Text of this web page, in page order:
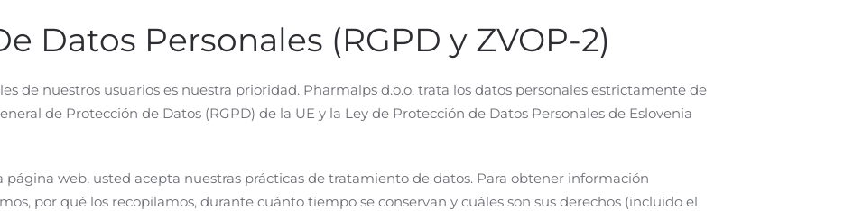
Datos Personales (RGPD y ZVOP-2)
de nuestros usuarios es nuestra prioridad. Pharmalps d.o.o. trata los datos personales estrictamente de
de Protección de Datos (RGPD) de la UE y la Ley de Protección de Datos Personales de Eslovenia
página web, usted acepta nuestras prácticas de tratamiento de datos. Para obtener información
por qué los recopilamos, durante cuánto tiempo se conservan y cuáles son sus derechos (incluido el